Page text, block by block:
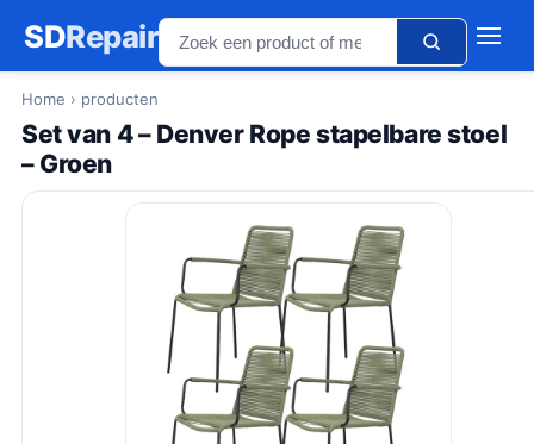
SDRepair
Home › producten
Set van 4 – Denver Rope stapelbare stoel
– Groen